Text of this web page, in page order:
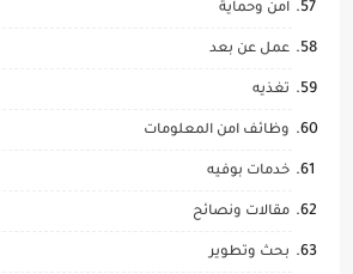
امن وحماية
عمل عن بعد
تغذيه
وظائف امن المعلومات
خدمات بوفيه
مقالات ونصائح
بحث وتطوير